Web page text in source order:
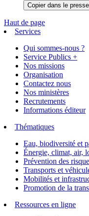
Copier dans le
Haut de page
Services
Qui sommes-nous ?
Service Publics +
Nos missions
Organisation
Contactez nous
Nos ministères
Recrutements
Informations éditeur
Thématiques
Eau, biodiversité et
Énergie, climat, air,
Prévention des
Transports et
Mobilités et
Promotion de la
Ressources en ligne